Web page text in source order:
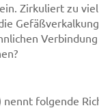
Zirkuliert zu
folgende